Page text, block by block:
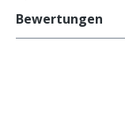
Bewertungen